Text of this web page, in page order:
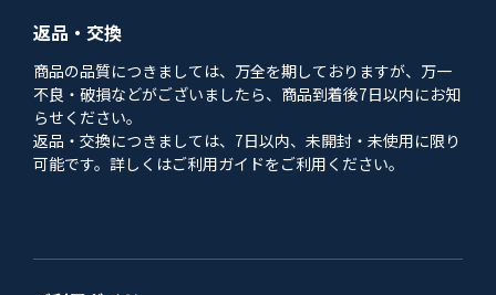
返品・交換
商品の品質につきましては、万全を期しておりますが、万一
不良・破損などがございましたら、商品到着後7日以内にお知
らせください。
返品・交換につきましては、7日以内、未開封・未使用に限り
可能です。詳しくはご利用ガイドをご利用ください。